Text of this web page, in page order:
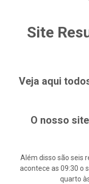
Site
Veja aqui
O nosso
Além disso são seis
acontece as 09:30 o
quarto